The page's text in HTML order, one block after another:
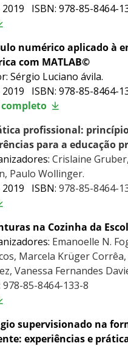
2019 ISBN: 978-85-8464-
numérico aplicado à
com MATLAB©
Sérgio Luciano ávila.
2019 ISBN: 978-85-8464-
completo
profissional:
para a educação
Crislaine
Paulo Wollinger.
2019 ISBN: 978-85-8464-
na Cozinha da
Emanoelle N.
Marcela Krüger
Vanessa Fernandes
978-85-8464-133-8
supervisionado na
experiências e